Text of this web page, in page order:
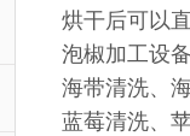
烘干后可以
泡椒加工设
海带清洗、
蓝莓清洗、